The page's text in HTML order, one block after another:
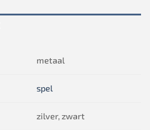
metaal
spel
zilver, zwart